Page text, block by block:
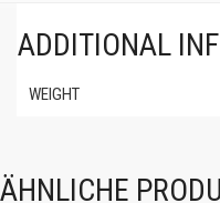
ADDITIONAL
WEIGHT
ÄHNLICHE